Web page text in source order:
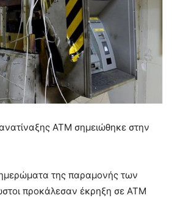
ΑΤΜ σημειώθηκε στην
της παραμονής των
προκάλεσαν έκρηξη σε ΑΤΜ